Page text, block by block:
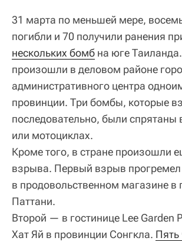
31 марта по меньшей мере,
погибли и 70 получили ранения
нескольких бомб на юге
произошли в деловом районе
административного центра
провинции. Три бомбы, которые
последовательно, были спрятаны
или мотоциклах.
Кроме того, в стране произошли
взрыва. Первый взрыв прогремел
в продовольственном магазине в
Паттани.
Второй — в гостинице Lee Garden
Хат Яй в провинции Сонгкла. Пять